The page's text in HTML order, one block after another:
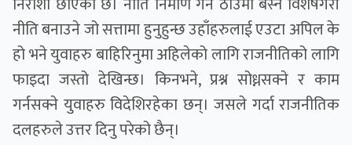
नीति बनाउने जो सत्तामा हुनुहुन्छ उहाँहरुलाई एउटा अपिल के
हो भने युवाहरु बाहिरिनुमा अहिलेको लागि राजनीतिको लागि
फाइदा जस्तो देखिन्छ। किनभने, प्रश्न सोध्नसक्ने र काम
गर्नसक्ने युवाहरु विदेशिरहेका छन्। जसले गर्दा राजनीतिक
दलहरुले उत्तर दिनु परेको छैन्।